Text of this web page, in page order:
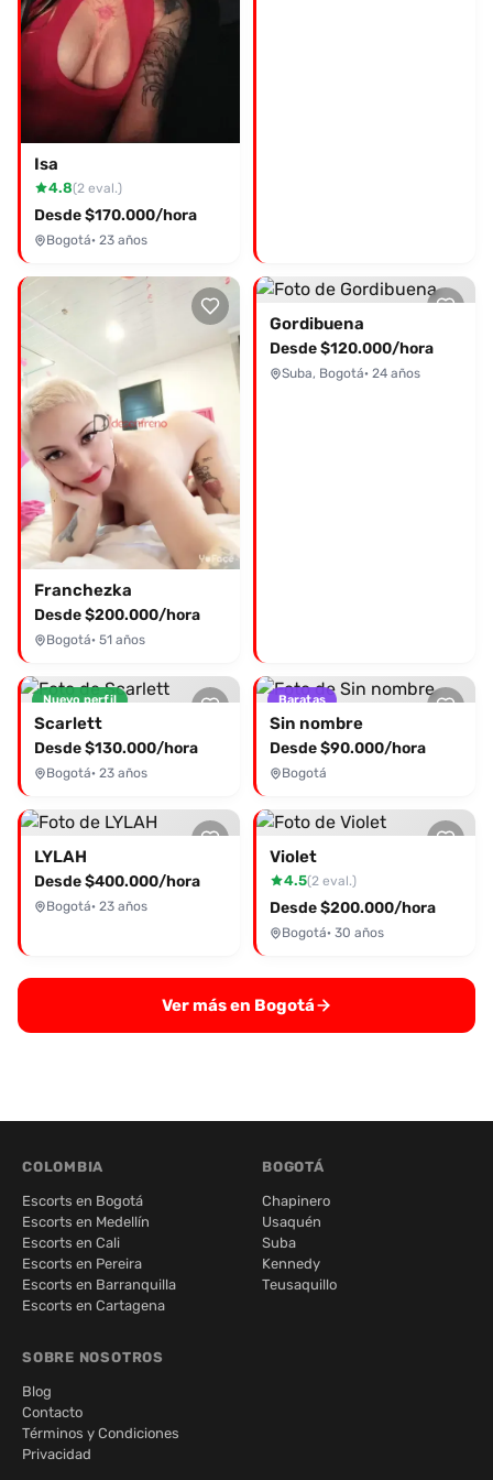
Isa
4.8(2 eval.)
Desde $170.000/hora
Bogotá· 23 años
Franchezka
Desde $200.000/hora
Bogotá· 51 años
Gordibuena
Desde $120.000/hora
Suba, Bogotá· 24 años
Nuevo perfil
Scarlett
Desde $130.000/hora
Bogotá· 23 años
Baratas
Sin nombre
Desde $90.000/hora
Bogotá
LYLAH
Desde $400.000/hora
Bogotá· 23 años
Violet
4.5(2 eval.)
Desde $200.000/hora
Bogotá· 30 años
Ver más en Bogotá
COLOMBIA
Escorts en Bogotá
Escorts en Medellín
Escorts en Cali
Escorts en Pereira
Escorts en Barranquilla
Escorts en Cartagena
BOGOTÁ
Chapinero
Usaquén
Suba
Kennedy
Teusaquillo
SOBRE NOSOTROS
Blog
Contacto
Términos y Condiciones
Privacidad